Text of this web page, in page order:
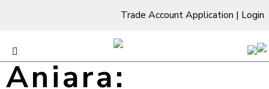
Trade Account Application | Login
Aniara: